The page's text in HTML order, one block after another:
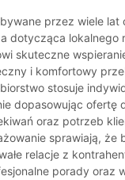
przez wiele lat
dotycząca lokalnego
skuteczne
i komfortowy
stosuje
dopasowując ofertę
oraz potrzeb
sprawiają, że
relacje z
porady oraz